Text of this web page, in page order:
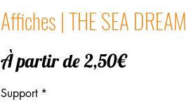
Affiches | THE SEA DREAM
À partir de2,50€Prix
Support *